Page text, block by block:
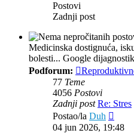
Postovi
Zadnji post
Medicinska dostignuća,
bolesti... Google
Podforum:
77 Teme
4056 Postovi
Zadnji post Re: Stres
Postao/la Duh
post
04 jun 2026, 19:48